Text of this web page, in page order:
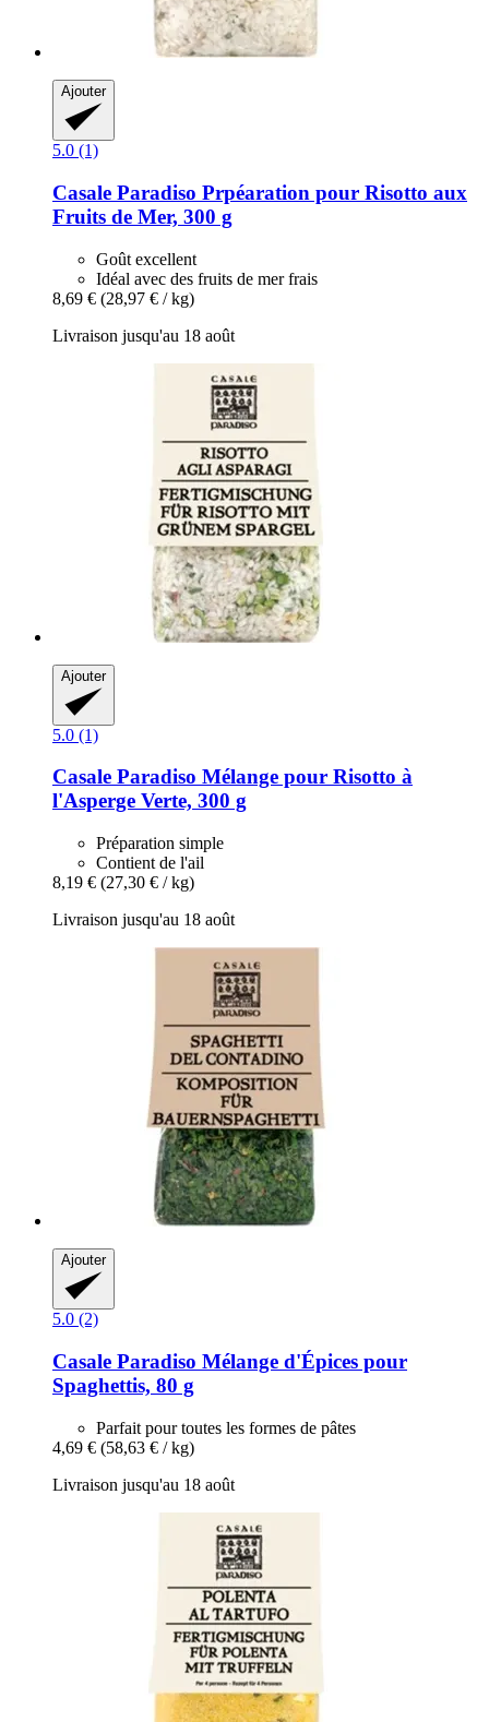
Ajouter
5.0 (1)
Casale Paradiso Prpéaration pour Risotto aux
Fruits de Mer, 300 g
Goût excellent
Idéal avec des fruits de mer frais
8,69 € (28,97 € / kg)
Livraison jusqu'au 18 août
Ajouter
5.0 (1)
Casale Paradiso Mélange pour Risotto à
l'Asperge Verte, 300 g
Préparation simple
Contient de l'ail
8,19 € (27,30 € / kg)
Livraison jusqu'au 18 août
Ajouter
5.0 (2)
Casale Paradiso Mélange d'Épices pour
Spaghettis, 80 g
Parfait pour toutes les formes de pâtes
4,69 € (58,63 € / kg)
Livraison jusqu'au 18 août